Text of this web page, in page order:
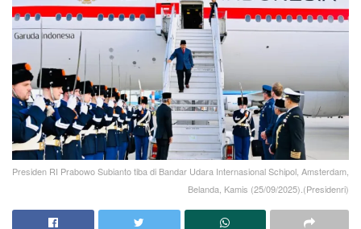
Presiden RI Prabowo Subianto tiba di Bandar Udara Internasional Schipol, Amsterdam,
Belanda, Kamis (25/09/2025).(Presidenri)